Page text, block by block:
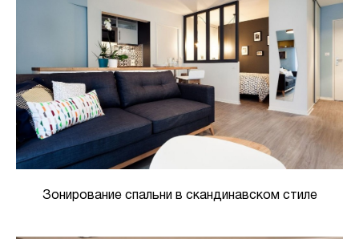
Зонирование спальни в скандинавском стиле